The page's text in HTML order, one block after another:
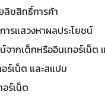
ลิขสิทธิ์การค้า
ารแสวงหาผลประโยชน์
จากเด็กหรืออินเทอร์เน็ต
ร์เน็ต และสแปม
อร์เน็ต